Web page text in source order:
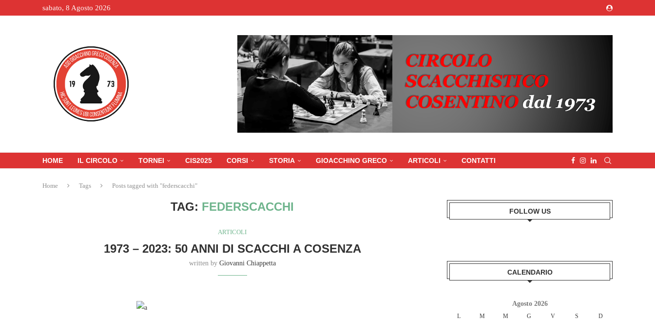
sabato, 8 Agosto 2026
HOME IL CIRCOLO TORNEI CIS2025 CORSI STORIA GIOACCHINO GRECO ARTICOLI CONTATTI
Home Tags Posts tagged with "federscacchi"
TAG: FEDERSCACCHI
ARTICOLI
1973 – 2023: 50 ANNI DI SCACCHI A COSENZA
written by Giovanni Chiappetta
FOLLOW US
CALENDARIO
Agosto 2026
L M M G V S D